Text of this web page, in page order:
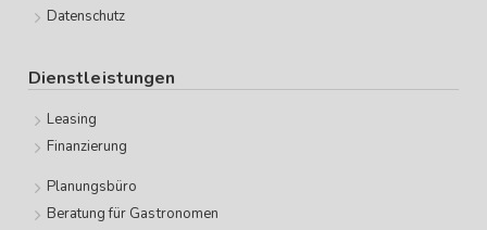
Datenschutz
Dienstleistungen
Leasing
Finanzierung
Planungsbüro
Beratung für Gastronomen